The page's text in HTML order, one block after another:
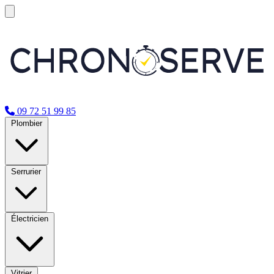
09 72 51 99 85
Plombier
Serrurier
Électricien